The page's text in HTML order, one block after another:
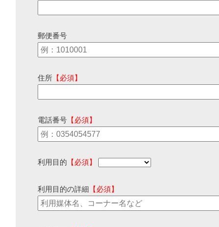
郵便番号
住所 【必須】
電話番号 【必須】
利用目的 【必須】
利用目的の詳細 【必須】